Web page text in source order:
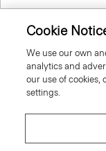
Cookie
We use our own
analytics and
our use of cookies,
settings.